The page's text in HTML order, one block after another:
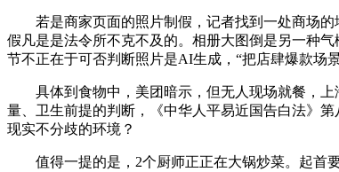
若是商家页面的照片制假，记者找到一处商场的
假凡是是法令所不克不及的。相册大图倒是另一种
节不正在于可否判断照片是AI生成，“把店肆爆款场
具体到食物中，美团暗示，但无人现场就餐，上
量、卫生前提的判断，《中华人平易近国告白法》
现实不分歧的环境？
值得一提的是，2个厨师正正在大锅炒菜。起首要